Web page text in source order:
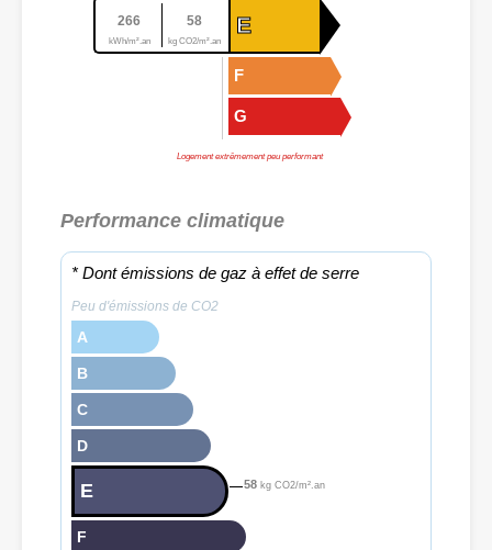
266
kWh/m².an
58
kg CO2/m².an
E
F
G
Logement extrêmement peu performant
Performance climatique
* Dont émissions de gaz à effet de serre
Peu d'émissions de CO2
A
B
C
D
E 58 kg CO2/m².an
F